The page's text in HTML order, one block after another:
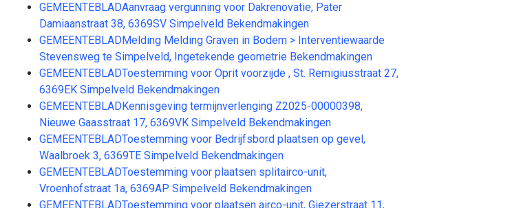
GEMEENTEBLADAanvraag vergunning voor Dakrenovatie, Pater
Damiaanstraat 38, 6369SV Simpelveld Bekendmakingen
GEMEENTEBLADMelding Melding Graven in Bodem > Interventiewaarde
Stevensweg te Simpelveld, Ingetekende geometrie Bekendmakingen
GEMEENTEBLADToestemming voor Oprit voorzijde , St. Remigiusstraat 27,
6369EK Simpelveld Bekendmakingen
GEMEENTEBLADKennisgeving termijnverlenging Z2025-00000398,
Nieuwe Gaasstraat 17, 6369VK Simpelveld Bekendmakingen
GEMEENTEBLADToestemming voor Bedrijfsbord plaatsen op gevel,
Waalbroek 3, 6369TE Simpelveld Bekendmakingen
GEMEENTEBLADToestemming voor plaatsen splitairco-unit,
Vroenhofstraat 1a, 6369AP Simpelveld Bekendmakingen
GEMEENTEBLADToestemming voor plaatsen airco-unit, Giezerstraat 11,